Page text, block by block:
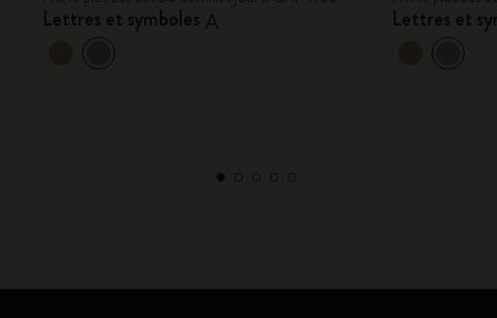
Lettres et symboles A Lettres et